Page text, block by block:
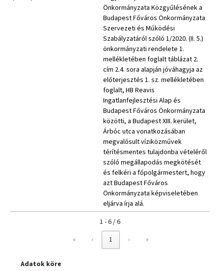
Önkormányzata Közgyűlésének a
Budapest Főváros Önkormányzata
Szervezeti és Működési
Szabályzatáról szóló 1/2020. (II. 5.)
önkormányzati rendelete 1.
mellékletében foglalt táblázat 2.
cím 2.4. sora alapján jóváhagyja az
előterjesztés 1. sz. mellékletében
foglalt, HB Reavis
Ingatlanfejlesztési Alap és
Budapest Főváros Önkormányzata
közötti, a Budapest XIII. kerület,
Árbóc utca vonatkozásában
megvalósult víziközművek
térítésmentes tulajdonba vételéről
szóló megállapodás megkötését
és felkéri a főpolgármestert, hogy
azt Budapest Főváros
Önkormányzata képviseletében
eljárva írja alá.
1 - 6 / 6
«
‹ 1 › »
Adatok köre